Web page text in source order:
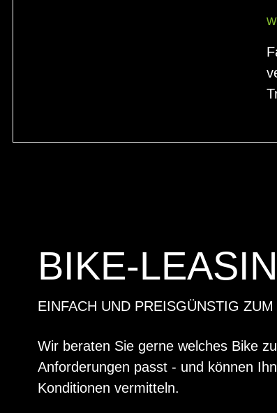
BIKE-
EINFACH UND PREISGÜNSTIG
Wir beraten Sie gerne welches Bike
Anforderungen passt - und können
Konditionen vermitteln.